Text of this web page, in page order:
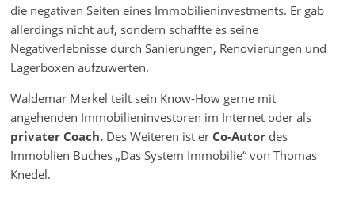
die negativen Seiten eines Immobilieninvestments. Er gab
allerdings nicht auf, sondern schaffte es seine
Negativerlebnisse durch Sanierungen, Renovierungen und
Lagerboxen aufzuwerten.
Waldemar Merkel teilt sein Know-How gerne mit
angehenden Immobilieninvestoren im Internet oder als
privater Coach. Des Weiteren ist er Co-Autor des
Immoblien Buches „Das System Immobilie“ von Thomas
Knedel.